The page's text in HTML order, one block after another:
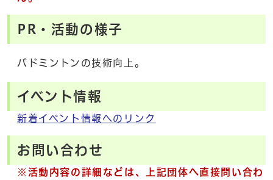
PR・活動の様子
バドミントンの技術向上。
イベント情報
新着イベント情報へのリンク
お問い合わせ
※活動内容の詳細などは、上記団体へ直接問い合わ